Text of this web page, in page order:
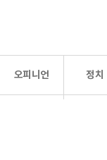
오피니언 정치